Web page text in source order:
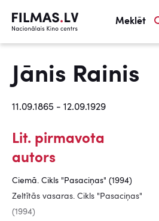
Meklēt
Jānis Rainis
11.09.1865 - 12.09.1929
Lit. pirmavota
autors
Ciemā. Cikls "Pasaciņas" (1994)
Zeltītās vasaras. Cikls "Pasaciņas"
(1994)